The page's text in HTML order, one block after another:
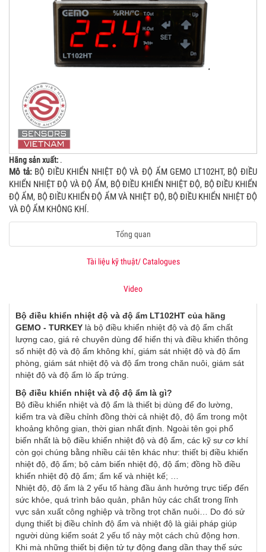
Hãng sản xuất: .
Mô tả:BỘ ĐIỀU KHIỂN NHIỆT ĐỘ VÀ ĐỘ ẨM GEMO LT102HT, BỘ ĐIỀU
KHIỂN NHIỆT ĐỘ VÀ ĐỘ ẨM, BỘ ĐIỀU KHIỂN NHIỆT ĐỘ, BỘ ĐIỀU KHIỂN
ĐỘ ẨM, BỘ ĐIỀU KHIỂN ĐỘ ẨM VÀ NHIỆT ĐỘ, BỘ ĐIỀU KHIỂN NHIỆT ĐỘ
VÀ ĐỘ ẨM KHÔNG KHÍ.
Tổng quan
Tài liệu kỹ thuật/ Catalogues
Video
Bộ điều khiển nhiệt độ và độ ẩm LT102HT của hãng
GEMO - TURKEY là bộ điều khiển nhiệt độ và độ ẩm chất
lượng cao, giá rẻ chuyên dùng để hiển thị và điều khiển thông
số nhiệt độ và độ ẩm không khí, giám sát nhiệt độ và độ ẩm
phòng, giám sát nhiệt độ và độ ẩm trong chăn nuôi, giám sát
nhiệt độ và độ ẩm lò ấp trứng.
Bộ điều khiển nhiệt và độ độ ẩm là gì?
Bộ điều khiển nhiệt và độ ẩm là thiết bị dùng để đo lường,
kiểm tra và điều chỉnh đồng thời cả nhiệt độ, độ ẩm trong một
khoảng không gian, thời gian nhất định. Ngoài tên gọi phổ
biến nhất là bộ điều khiển nhiệt độ và độ ẩm, các kỹ sư cơ khí
còn gọi chúng bằng nhiều cái tên khác như: thiết bị điều khiển
nhiệt độ, độ ẩm; bộ cảm biến nhiệt độ, độ ẩm; đồng hồ điều
khiển nhiệt độ độ ẩm; ẩm kế và nhiệt kế; …
Nhiệt độ, độ ẩm là 2 yếu tố hàng đầu ảnh hưởng trực tiếp đến
sức khỏe, quá trình bảo quản, phân hủy các chất trong lĩnh
vực sản xuất công nghiệp và trồng trọt chăn nuôi… Do đó sử
dụng thiết bị điều chỉnh độ ẩm và nhiệt độ là giải pháp giúp
người dùng kiểm soát 2 yếu tố này một cách chủ động hơn.
Khi mà những thiết bị điện tử tự động đang dần thay thế sức